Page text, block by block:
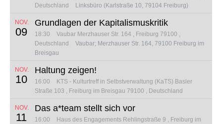
Deutschland
Linksbüro (Karlstraße 10, 79104 Freiburg)
NOV.
09
Grundlagen der Kapitalismuskritik
18:30 Vaubar Merzhauser Str. 164
Freiburg 79100
Deutschland
Vaubar; Merzhauser Str. 164, 79100 Freiburg im
Breisgau
NOV.
10
Haltung zeigen!
16:00 KTS - Kulturtreff in Selbstverwaltung (KaTS) Basler
Straße 103
Freiburg im Breisgau 79100 Deutschland
NOV.
11
Das a*team stellt sich vor
16:00 Haus des Engagements Rehlingstraße 9
Freiburg im